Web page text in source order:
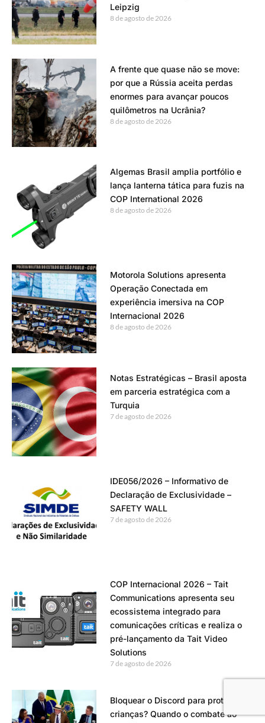
Leipzig
8 de agosto de 2026
A frente que quase não se move:
por que a Rússia aceita perdas
enormes para avançar poucos
quilômetros na Ucrânia?
8 de agosto de 2026
Algemas Brasil amplia portfólio e
lança lanterna tática para fuzis na
COP International 2026
8 de agosto de 2026
Motorola Solutions apresenta
Operação Conectada em
experiência imersiva na COP
Internacional 2026
8 de agosto de 2026
Notas Estratégicas – Brasil aposta
em parceria estratégica com a
Turquia
7 de agosto de 2026
IDE056/2026 – Informativo de
Declaração de Exclusividade –
SAFETY WALL
7 de agosto de 2026
COP Internacional 2026 – Tait
Communications apresenta seu
ecossistema integrado para
comunicações críticas e realiza o
pré-lançamento da Tait Video
Solutions
7 de agosto de 2026
Bloquear o Discord para proteger
crianças? Quando o combate ao